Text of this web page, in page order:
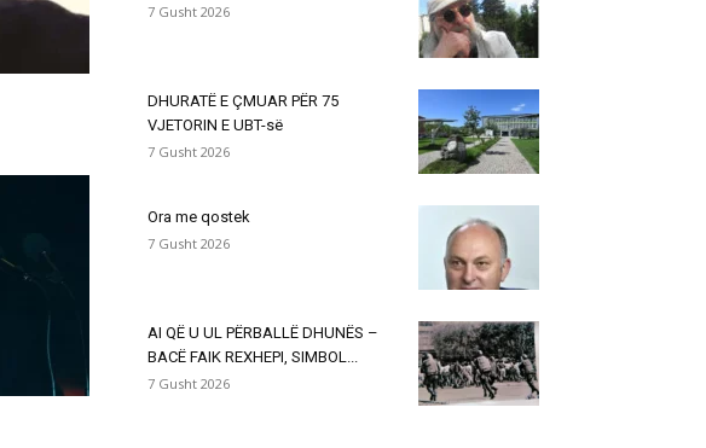
7 Gusht 2026
DHURATË E ÇMUAR PËR 75
VJETORIN E UBT-së
7 Gusht 2026
Ora me qostek
7 Gusht 2026
AI QË U UL PËRBALLË DHUNËS –
BACË FAIK REXHEPI, SIMBOL...
7 Gusht 2026